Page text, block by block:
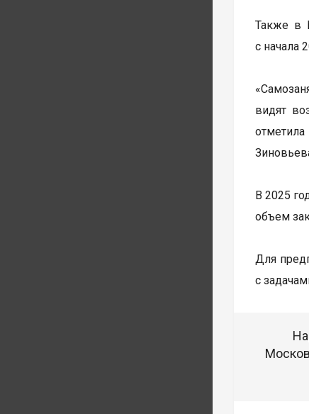
Также в
с начала
видят
В 2025
объем
Для
с